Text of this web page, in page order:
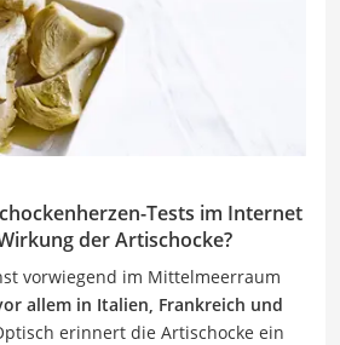
Tests im Internet
der Artischocke?
vorwiegend im Mittelmeerraum
allem in Italien, Frankreich und
erinnert die Artischocke ein